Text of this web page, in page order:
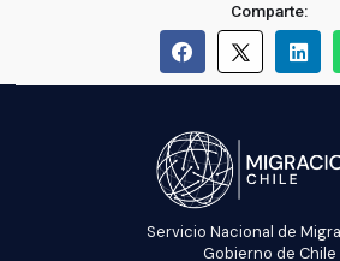
Comparte:
Servicio Nacional de
Gobierno de Chile